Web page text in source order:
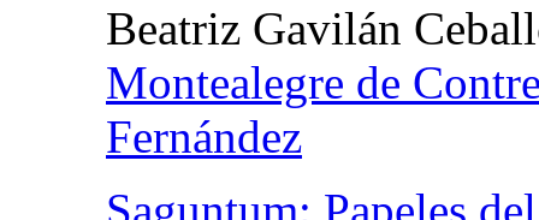
Beatriz Gavilán
Montealegre de
Fernández
Saguntum: Papeles